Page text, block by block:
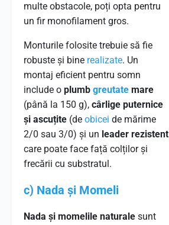
multe obstacole, poți opta pentru
un fir monofilament gros.
Monturile folosite trebuie să fie
robuste și bine realizate. Un
montaj eficient pentru somn
include o plumb greutate mare
(până la 150 g), cârlige puternice
și ascuțite (de obicei de mărime
2/0 sau 3/0) și un leader rezistent
care poate face față colților și
frecării cu substratul.
c) Nada și Momeli
Nada și momelile naturale sunt